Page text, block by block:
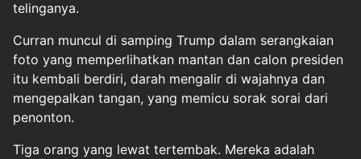
telinganya.
Curran muncul di samping Trump dalam serangkaian
foto yang memperlihatkan mantan dan calon presiden
itu kembali berdiri, darah mengalir di wajahnya dan
mengepalkan tangan, yang memicu sorak sorai dari
penonton.
Tiga orang yang lewat tertembak. Mereka adalah